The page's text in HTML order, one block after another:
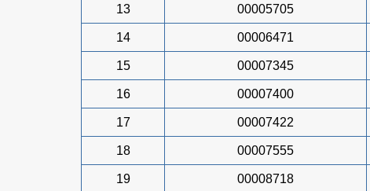
13 00005705
14 00006471
15 00007345
16 00007400
17 00007422
18 00007555
19 00008718